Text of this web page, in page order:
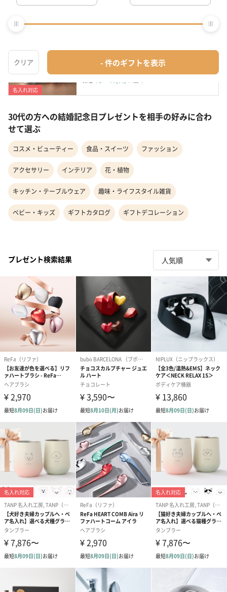
最短8月09日(日) お届け
名入れ対応
¥4,980
30代の方への結婚記念日プレゼントを相手の好みに合わ
せて選ぶ
コスメ・ビューティー 食品・スイーツ ファッション
アクセサリー インテリア 花・植物
キッチン・テーブルウェア 趣味・ライフスタイル雑貨
ベビー・キッズ ギフトカタログ ギフトデコレーション
プレゼント検索結果